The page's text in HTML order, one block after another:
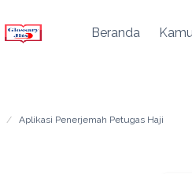
Beranda
Aplikasi Penerjemah Petugas Haji